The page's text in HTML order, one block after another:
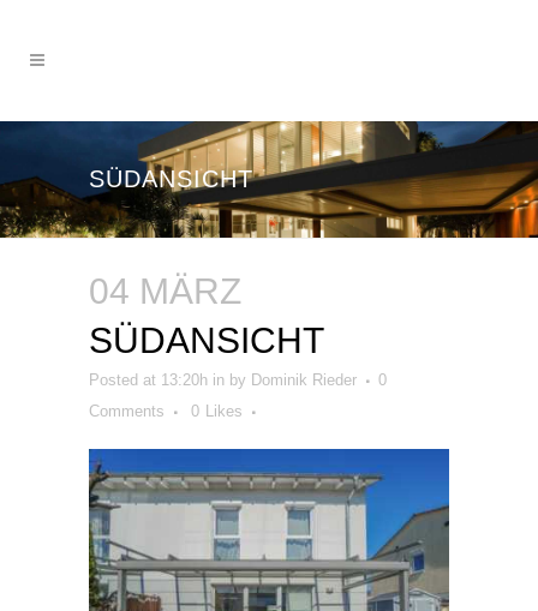
SÜDANSICHT
04 MÄRZ
SÜDANSICHT
Posted at 13:20h in by Dominik Rieder
0
Comments
0 Likes